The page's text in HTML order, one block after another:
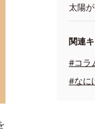
太陽
関連
#コラ
#なに